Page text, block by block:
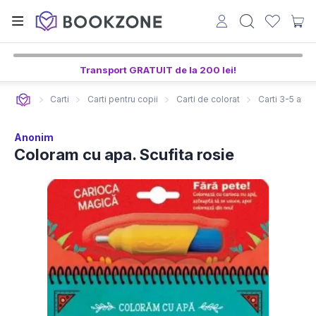
Transport GRATUIT de la 200 lei!
Carti Carti pentru copii Carti de colorat Carti 3-5 ani
Anonim
Coloram cu apa. Scufita rosie